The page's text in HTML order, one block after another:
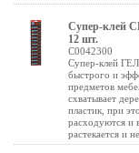
Супер-клей
12 шт.
C0042300
Супер-клей
быстрого и
предметов
схватывает
пластик, при
расходуются и
растекается и